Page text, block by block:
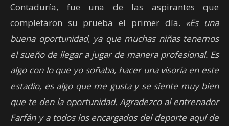
Contaduría, fue una de las aspirantes que
completaron su prueba el primer día. «Es una
buena oportunidad, ya que muchas niñas tenemos
el sueño de llegar a jugar de manera profesional. Es
algo con lo que yo soñaba, hacer una visoría en este
estadio, es algo que me gusta y se siente muy bien
que te den la oportunidad. Agradezco al entrenador
Farfán y a todos los encargados del deporte aquí de